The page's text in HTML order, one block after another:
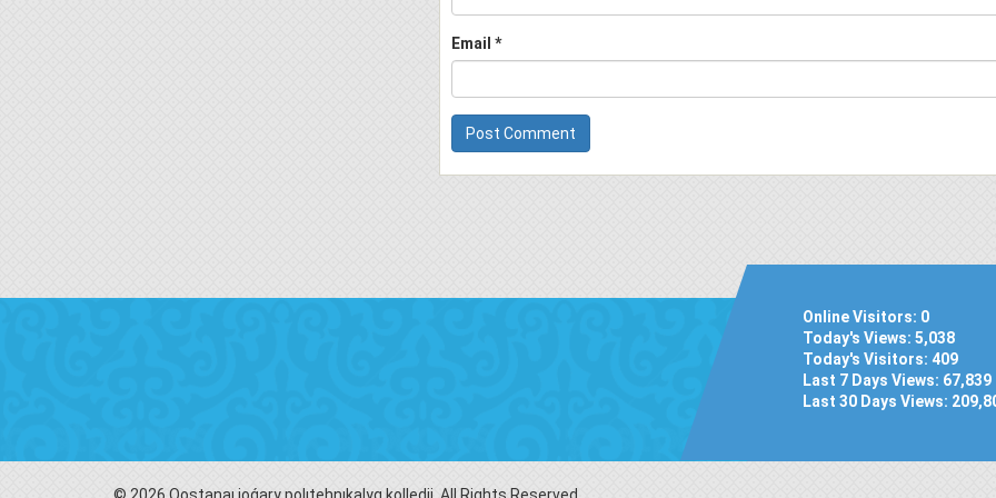
Email *
Online Visitors: 0
Today's Views: 5,038
Today's Visitors: 409
Last 7 Days Views: 67,839
Last 30 Days Views:
© 2026 Qostanaı joǵary polıtehnıkalyq kolledjі. All Rights Reserved.